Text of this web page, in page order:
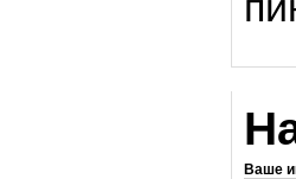
Ваше